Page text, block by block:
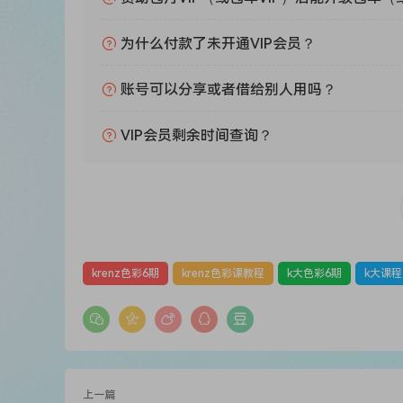
为什么付款了未开通VIP会员？
账号可以分享或者借给别人用吗？
VIP会员剩余时间查询？
krenz色彩6期 krenz色彩课教程 k大色彩6期 k大课程
上一篇